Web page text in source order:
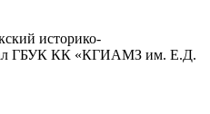
историко-
ГБУК КК «КГИАМЗ им. Е.Д.